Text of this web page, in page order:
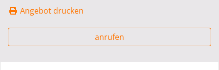
Angebot drucken
anrufen